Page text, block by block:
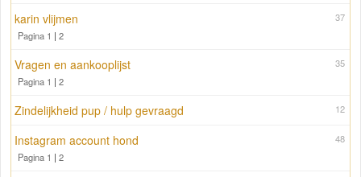
37
karin vlijmen
Pagina 1 | 2
35
Vragen en aankooplijst
Pagina 1 | 2
12
Zindelijkheid pup / hulp gevraagd
48
Instagram account hond
Pagina 1 | 2